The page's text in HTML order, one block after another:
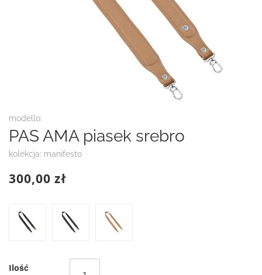
modello:
PAS AMA piasek srebro
kolekcja: manifesto
300,00 zł
Ilość
Przejdź
na
początek
galerii